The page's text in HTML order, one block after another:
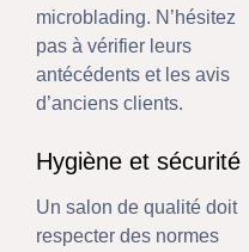
microblading. N’hésitez
pas à vérifier leurs
antécédents et les avis
d’anciens clients.
Hygiène et sécurité
Un salon de qualité doit
respecter des normes